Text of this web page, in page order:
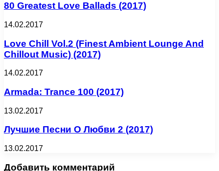
80 Greatest Love Ballads (2017)
14.02.2017
Love Chill Vol.2 (Finest Ambient Lounge And
Chillout Music) (2017)
14.02.2017
Armada: Trance 100 (2017)
13.02.2017
Лучшие Песни О Любви 2 (2017)
13.02.2017
Добавить комментарий